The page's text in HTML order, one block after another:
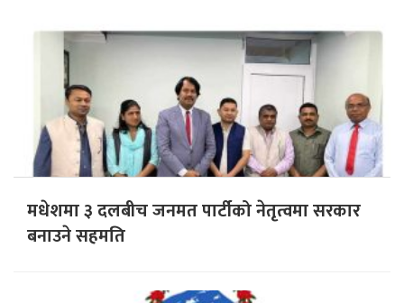
मधेशमा ३ दलबीच जनमत पार्टीको नेतृत्वमा सरकार
बनाउने सहमति